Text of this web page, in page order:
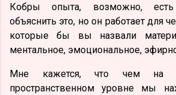
Кобры опыта, возможно,
объяснить это, но он работает для
которые бы вы назвали
ментальное, эмоциональное,
Мне кажется, что чем на
пространственном уровне мы